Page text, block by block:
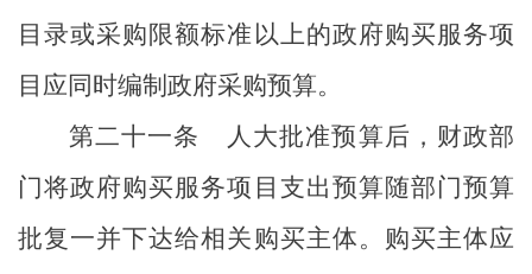
目录或采购限额标准以上的政府购买服务项
目应同时编制政府采购预算。
第二十一条
人大批准预算后，财政部
门将政府购买服务项目支出预算随部门预算
批复一并下达给相关购买主体。购买主体应